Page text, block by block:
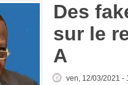
Des
sur le
A
ven, 12/03/2021 -